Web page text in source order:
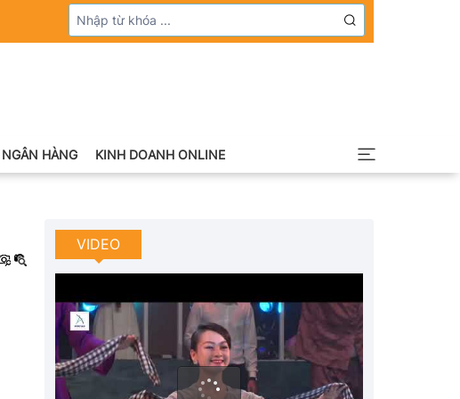
NGÂN HÀNG KINH DOANH ONLINE
VIDEO